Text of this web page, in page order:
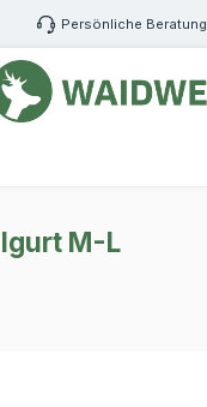
Persönliche Beratung
M-L